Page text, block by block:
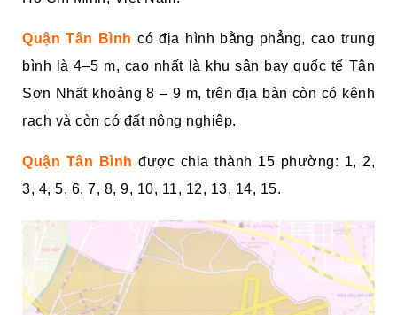
Quận Tân Bìnhcó địa hình bằng phẳng, cao trung
bình là 4–5 m, cao nhất là khu sân bay quốc tế Tân
Sơn Nhất khoảng 8 – 9 m, trên địa bàn còn có kênh
rạch và còn có đất nông nghiệp.
Quận Tân Bình được chia thành 15 phường: 1, 2,
3, 4, 5, 6, 7, 8, 9, 10, 11, 12, 13, 14, 15.